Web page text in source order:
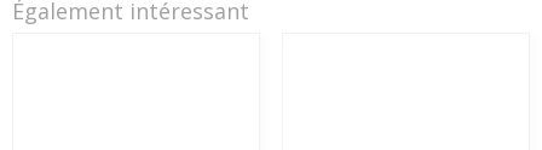
Également intéressant